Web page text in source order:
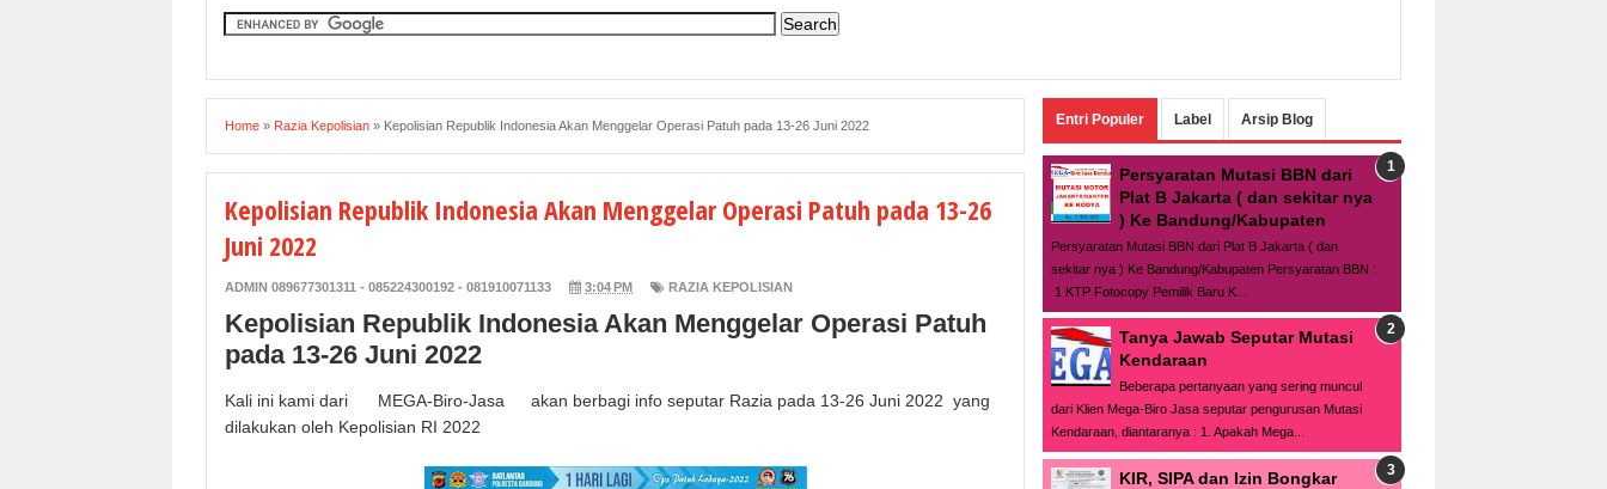
Home » Razia Kepolisian » Kepolisian Republik Indonesia Akan Menggelar Operasi Patuh pada 13-26 Juni 2022
Kepolisian Republik Indonesia Akan Menggelar Operasi Patuh pada 13-26
Juni 2022
ADMIN 089677301311 - 085224300192 - 081910071133 3:04 PM RAZIA KEPOLISIAN
Kepolisian Republik Indonesia Akan Menggelar Operasi Patuh
pada 13-26 Juni 2022
Kali ini kami dari MEGA-Biro-Jasa
akan berbagi info seputar Razia pada 13-26 Juni 2022 yang
dilakukan oleh Kepolisian RI 2022
Entri Populer Label Arsip Blog
Persyaratan Mutasi BBN dari
Plat B Jakarta ( dan sekitar nya
) Ke Bandung/Kabupaten
Persyaratan Mutasi BBN dari Plat B Jakarta ( dan
sekitar nya ) Ke Bandung/Kabupaten Persyaratan BBN :
1 KTP Fotocopy Pemilik Baru K...
Tanya Jawab Seputar Mutasi
Kendaraan
Beberapa pertanyaan yang sering muncul
dari Klien Mega-Biro Jasa seputar pengurusan Mutasi
Kendaraan, diantaranya : 1. Apakah Mega...
KIR, SIPA dan Izin Bongkar